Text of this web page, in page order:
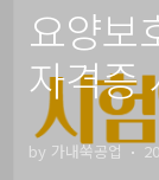
요양보
자격증
by 가내쑥공업